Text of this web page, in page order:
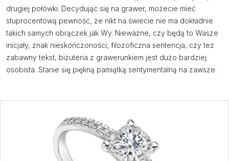
drugiej połówki. Decydując się na grawer, możecie mieć
stuprocentową pewność, że nikt na świecie nie ma dokładnie
takich samych obrączek jak Wy. Nieważne, czy będą to Wasze
inicjały, znak nieskończoności, filozoficzna sentencja, czy też
zabawny tekst, biżuteria z grawerunkiem jest dużo bardziej
osobista. Stanie się piękną pamiątką sentymentalną na zawsze.